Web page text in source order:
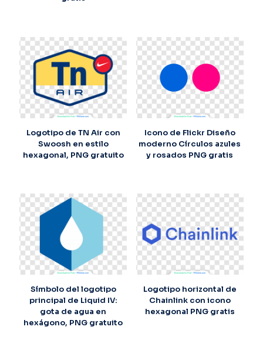
Logotipo de TN Air con
Swoosh en estilo
hexagonal, PNG gratuito
Icono de Flickr Diseño
moderno Círculos azules
y rosados PNG gratis
Símbolo del logotipo
principal de Liquid IV:
gota de agua en
hexágono, PNG gratuito
Logotipo horizontal de
Chainlink con icono
hexagonal PNG gratis